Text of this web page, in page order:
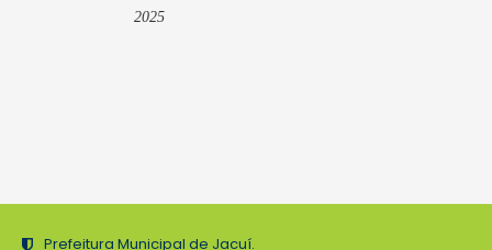
2025
Prefeitura Municipal de Jacuí.